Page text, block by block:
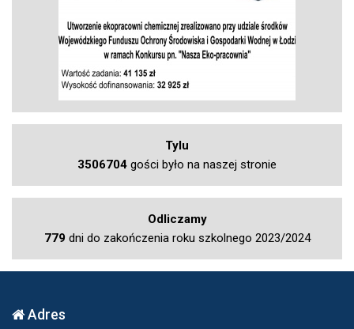
Tylu
3506704 gości było na naszej stronie
Odliczamy
779 dni do zakończenia roku szkolnego 2023/2024
Adres